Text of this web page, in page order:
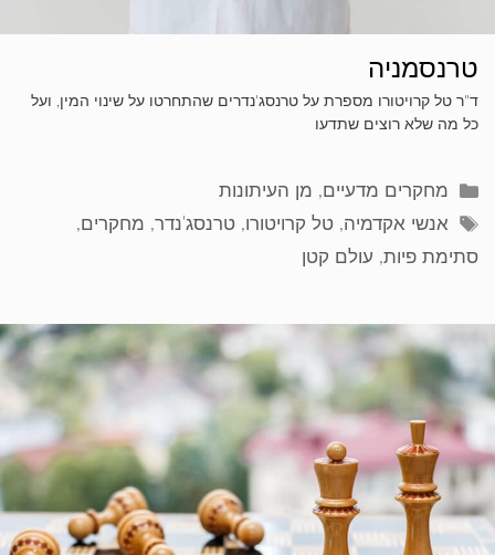
טרנסמניה
ד"ר טל קרויטורו מספרת על טרנסג'נדרים שהתחרטו על שינוי המין, ועל
כל מה שלא רוצים שתדעו
קטגוריות
מחקרים מדעיים, מן העיתונות
תגיות
אנשי אקדמיה,טל קרויטורו,טרנסג'נדר, מחקרים,
סתימת פיות, עולם קטן